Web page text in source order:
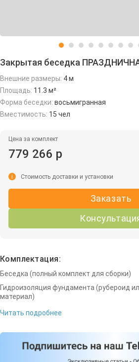
Закрытая беседка
Внешние размеры: 4 м
Площадь: 11.3 м²
Форма беседки: восьмигранная
Вместимость: 15 чел
Цена за комплект
779 266 р
Заказать
i Стоимость доставки и установки
Комплектация:
Беседка (полный комплект для сборки)
Гидроизоляция фундамента (рубероид
материал)
Читать подробнее